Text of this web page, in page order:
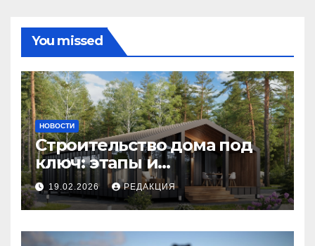
You missed
НОВОСТИ
Строительство дома под
ключ: этапы и
планирование бюджета
19.02.2026 РЕДАКЦИЯ